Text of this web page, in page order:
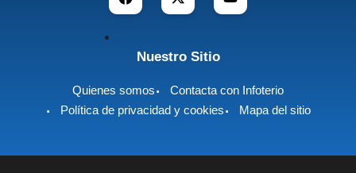
Nuestro Sitio
Quienes somos
Contacta con Infoterio
Política de privacidad y cookies
Mapa del sitio